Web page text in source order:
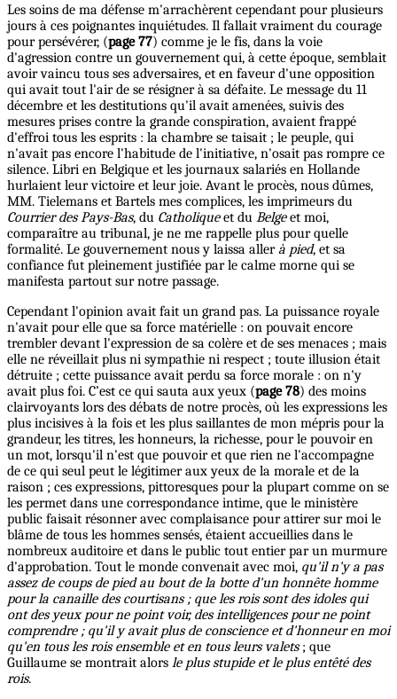
Les soins de ma défense m'arrachèrent cependant pour plusieurs
jours à ces poignantes inquiétudes. Il fallait vraiment du courage
pour persévérer, (page 77) comme je le fis, dans la voie
d'agression contre un gouvernement qui, à cette époque, semblait
avoir vaincu tous ses adversaires, et en faveur d'une opposition
qui avait tout l'air de se résigner à sa défaite. Le message du 11
décembre et les destitutions qu'il avait amenées, suivis des
mesures prises contre la grande conspiration, avaient frappé
d'effroi tous les esprits : la chambre se taisait ; le peuple, qui
n'avait pas encore l'habitude de l'initiative, n'osait pas rompre ce
silence. Libri en Belgique et les journaux salariés en Hollande
hurlaient leur victoire et leur joie. Avant le procès, nous dûmes,
MM. Tielemans et Bartels mes complices, les imprimeurs du
Courrier des Pays-Bas, du Catholiqueet du Belgeet moi,
comparaître au tribunal, je ne me rappelle plus pour quelle
formalité. Le gouvernement nous y laissa allerà pied, et sa
confiance fut pleinement justifiée par le calme morne qui se
manifesta partout sur notre passage.
Cependant l'opinion avait fait un grand pas. La puissance royale
n'avait pour elle que sa force matérielle : on pouvait encore
trembler devant l'expression de sa colère et de ses menaces ; mais
elle ne réveillait plus ni sympathie ni respect ; toute illusion était
détruite ; cette puissance avait perdu sa force morale : on n'y
avait plus foi. C’est ce qui sauta aux yeux (page 78) des moins
clairvoyants lors des débats de notre procès, où les expressions les
plus incisives à la fois et les plus saillantes de mon mépris pour la
grandeur, les titres, les honneurs, la richesse, pour le pouvoir en
un mot, lorsqu'il n'est que pouvoir et que rien ne l'accompagne
de ce qui seul peut le légitimer aux yeux de la morale et de la
raison ; ces expressions, pittoresques pour la plupart comme on se
les permet dans une correspondance intime, que le ministère
public faisait résonner avec complaisance pour attirer sur moi le
blâme de tous les hommes sensés, étaient accueillies dans le
nombreux auditoire et dans le public tout entier par un murmure
d'approbation. Tout le monde convenait avec moi, qu'il n'y a pas
assez de coups de pied au bout de la botte d'un honnête homme
pour la canaille des courtisans ; que les rois sont des idoles qui
ont des yeux pour ne point voir, des intelligences pour ne point
comprendre ; qu'il y avait plus de conscience et d'honneur en moi
qu'en tous les rois ensemble et en tous leurs valets; que
Guillaume se montrait alors le plus stupide et le plus entêté des
rois.